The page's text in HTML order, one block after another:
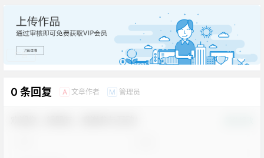
广告
0 条回复 A 文章作者 M 管理员